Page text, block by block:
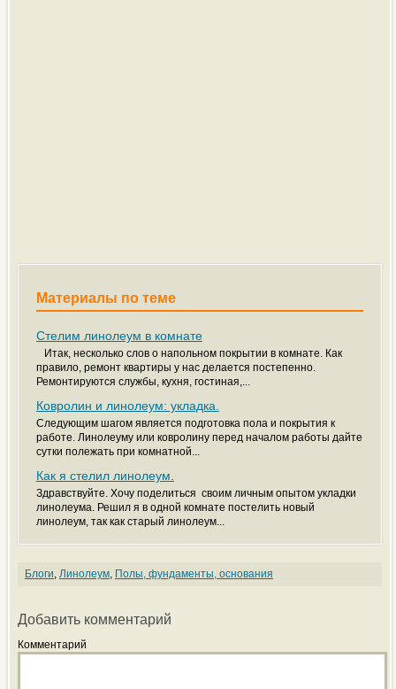
Материалы по теме
Стелим линолеум в комнате
Итак, несколько слов о напольном покрытии в комнате. Как
правило, ремонт квартиры у нас делается постепенно.
Ремонтируются службы, кухня, гостиная,...
Ковролин и линолеум: укладка.
Следующим шагом является подготовка пола и покрытия к
работе. Линолеуму или ковролину перед началом работы дайте
сутки полежать при комнатной...
Как я стелил линолеум.
Здравствуйте. Хочу поделиться своим личным опытом укладки
линолеума. Решил я в одной комнате постелить новый
линолеум, так как старый линолеум...
Блоги, Линолеум, Полы, фундаменты, основания
Добавить комментарий
Комментарий